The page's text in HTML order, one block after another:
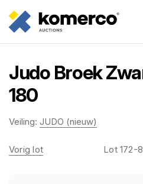
Judo Broek
180
Veiling: JUDO (nieuw)
Vorig lot Lot 172-